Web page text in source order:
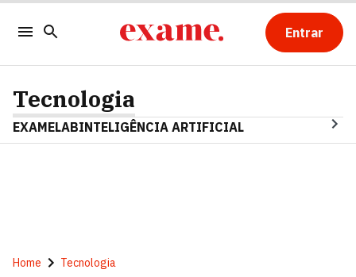
Entrar
Tecnologia
EXAMELABINTELIGÊNCIA ARTIFICIAL
Home Tecnologia